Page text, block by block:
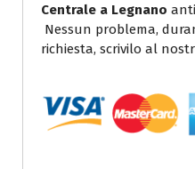
Centrale a Legnano
Nessun problema,
richiesta, scrivilo al